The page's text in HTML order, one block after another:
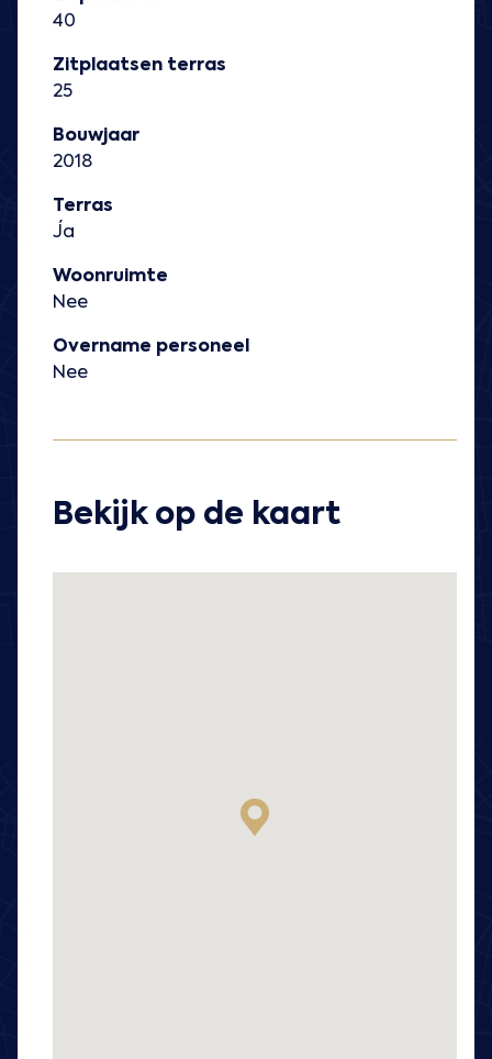
40
Zitplaatsen terras
25
Bouwjaar
2018
Terras
Ja
Woonruimte
Nee
Overname personeel
Nee
Bekijk op de kaart